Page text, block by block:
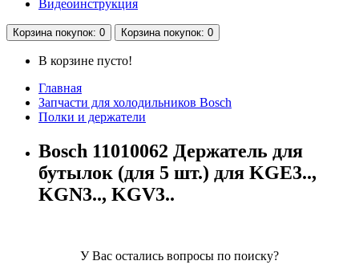
Видеоинструкция
Корзинапокупок: 0 Корзинапокупок: 0
В корзине пусто!
Главная
Запчасти для холодильников Bosch
Полки и держатели
Bosch 11010062 Держатель для
бутылок (для 5 шт.) для KGE3..,
KGN3.., KGV3..
У Вас остались вопросы по поиску?